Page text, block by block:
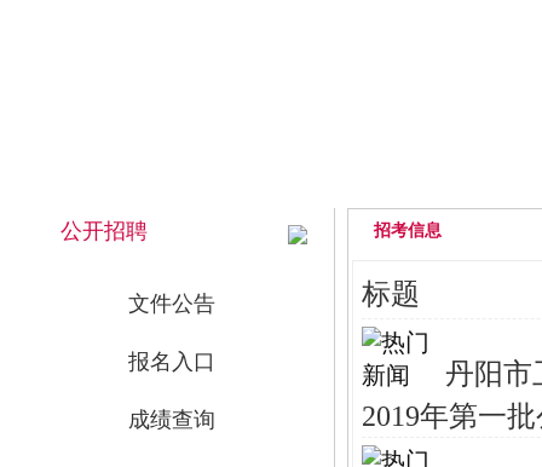
公开招聘
文件公告
报名入口
成绩查询
招考信息
标题
丹阳市
2019年第一